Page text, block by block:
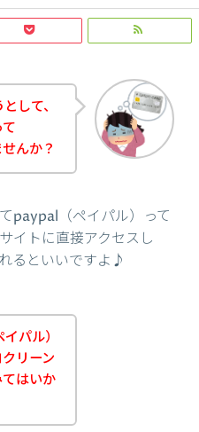
して、
んか？
paypal（ペイパル）って
イトに直接アクセスし
るといいですよ♪
パル）
リーン
はいか